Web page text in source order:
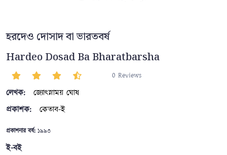
হরদেও দোসাদ বা ভারতবর্ষ
Hardeo Dosad Ba Bharatbarsha
0 Reviews
লেখক:
জ্যোৎস্নাময় ঘোষ
প্রকাশক:
কেতাব-ই
প্রকাশনার বর্ষ: ১৯৯৩
ই-বই